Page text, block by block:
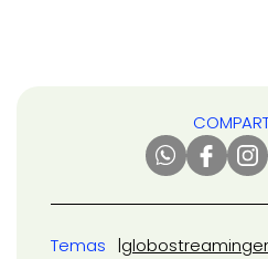
Temas globostreaming